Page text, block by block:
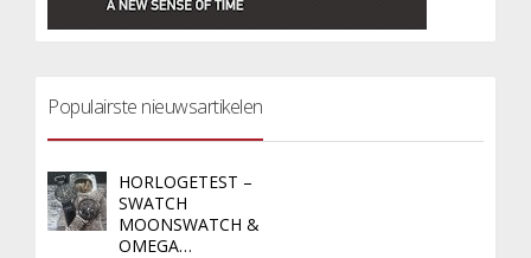
Populairste nieuwsartikelen
HORLOGETEST –
SWATCH
MOONSWATCH &
OMEGA…